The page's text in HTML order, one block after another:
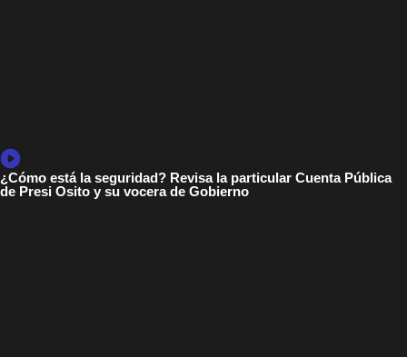
¿Cómo está la seguridad? Revisa la particular Cuenta Pública
de Presi Osito y su vocera de Gobierno